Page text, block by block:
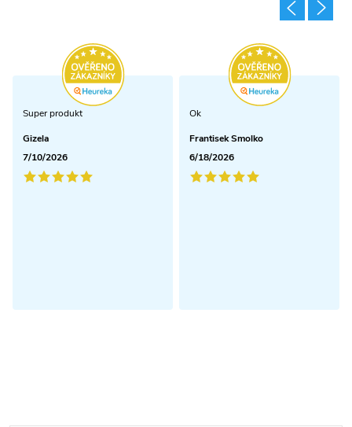
Super produkt
Gizela
7/10/2026
Ok
Frantisek Smolko
6/18/2026